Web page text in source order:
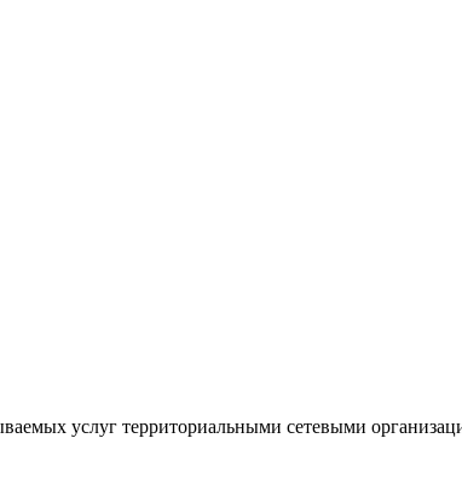
услуг территориальными сетевыми